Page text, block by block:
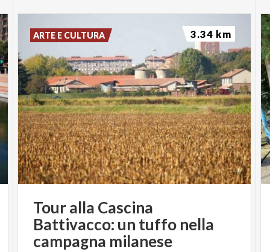
Tour alla Cascina
Battivacco: un tuffo nella
campagna milanese
ARTE E CULTURA 3.34 km